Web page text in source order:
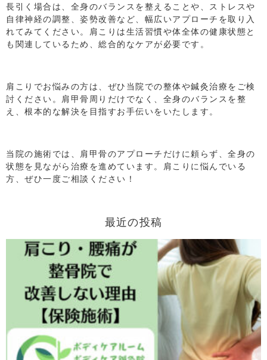
長引く場合は、全身のバランスを整えることや、ストレスや
自律神経の調整、姿勢改善など、幅広いアプローチを取り入
れてみてください。肩こりは生活習慣や体全体の健康状態と
も関連しているため、総合的なケアが必要です。
肩こりでお悩みの方は、ぜひ当院での整体や鍼灸治療をご検
討ください。肩甲骨周りだけでなく、全身のバランスを整
え、根本的な解決を目指すお手伝いをいたします。
当院の施術では、肩甲骨のアプローチだけに頼らず、全身の
状態を見ながら治療を進めています。肩こりに悩んでいる
方、ぜひ一度ご相談ください！
最近の投稿